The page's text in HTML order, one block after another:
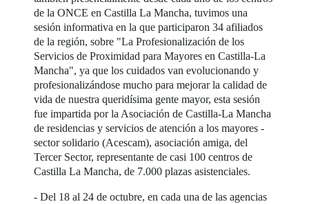
de la ONCE en Castilla La Mancha, tuvimos una
sesión informativa en la que participaron 34 afiliados
de la región, sobre "La Profesionalización de los
Servicios de Proximidad para Mayores en Castilla-La
Mancha", ya que los cuidados van evolucionando y
profesionalizándose mucho para mejorar la calidad de
vida de nuestra queridísima gente mayor, esta sesión
fue impartida por la Asociación de Castilla-La Mancha
de residencias y servicios de atención a los mayores -
sector solidario (Acescam), asociación amiga, del
Tercer Sector, representante de casi 100 centros de
Castilla La Mancha, de 7.000 plazas asistenciales.
- Del 18 al 24 de octubre, en cada una de las agencias